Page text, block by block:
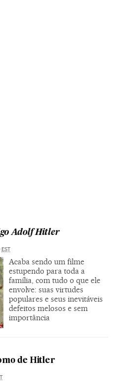
Adolf Hitler
EST
Acaba sendo um filme
estupendo para toda a
família, com tudo o que ele
envolve: suas virtudes
populares e seus inevitáveis
defeitos melosos e sem
importância
de Hitler